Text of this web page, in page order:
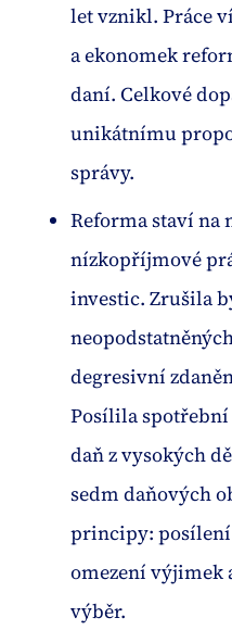
let vznikl. Práce
a ekonomek
daní. Celkové
unikátnímu
správy.
Reforma staví na
nízkopříjmové
investic. Zrušila
degresivní
Posílila spotřební
daň z vysokých
sedm daňových
principy:
omezení výjimek
výběr.